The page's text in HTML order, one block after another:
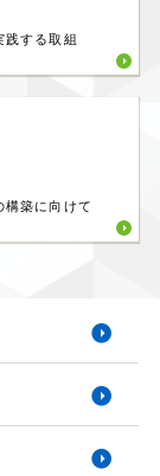
践する取組
構築に向けて